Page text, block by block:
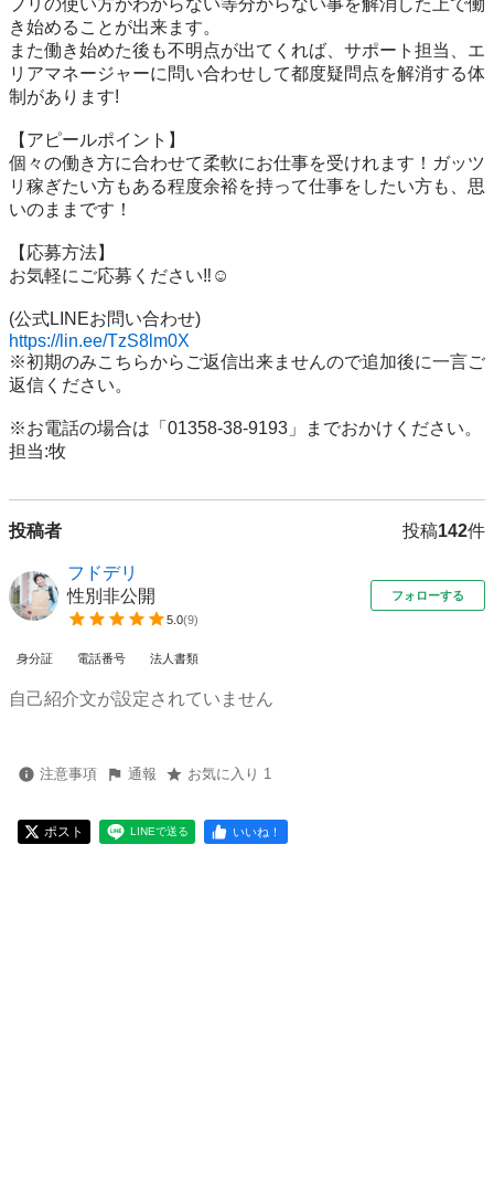
プリの使い方がわからない等分からない事を解消した上で働
き始めることが出来ます。
また働き始めた後も不明点が出てくれば、サポート担当、エ
リアマネージャーに問い合わせして都度疑問点を解消する体
制があります!
【アピールポイント】
個々の働き方に合わせて柔軟にお仕事を受けれます！ガッツ
リ稼ぎたい方もある程度余裕を持って仕事をしたい方も、思
いのままです！
【応募方法】
お気軽にご応募ください‼️☺️
https://lin.ee/TzS8lm0X
※初期のみこちらからご返信出来ませんので追加後に一言ご
返信ください。
※お電話の場合は「01358-38-9193」までおかけください。
担当:牧
投稿者 投稿142件
フドデリ
性別非公開
5.0(9)
フォローする
身分証 電話番号 法人書類
自己紹介文が設定されていません
注意事項 通報 お気に入り 1
ポスト LINEで送る いいね！